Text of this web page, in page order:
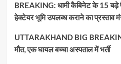
BREAKING: धामी कैबिनेट के 15 बड़े
हेक्टेयर भूमि उपलब्ध कराने का प्रस्ताव
UTTARAKHAND BIG BREAKING
मौत, एक घायल बच्चा अस्पताल में भर्ती